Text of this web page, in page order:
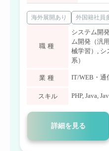
海外展開あり 外国籍社員
職種
システム開
ム開発（汎用
械学習） , シ
系）
業種 IT/WEB・通
スキル PHP, Java,
詳細を見る